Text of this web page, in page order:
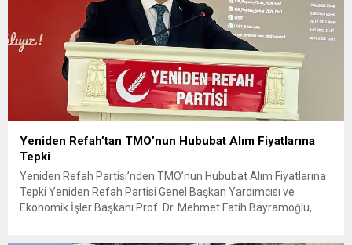
Yeniden Refah’tan TMO’nun Hububat Alım Fiyatlarına
Tepki
Yeniden Refah Partisi’nden TMO’nun Hububat Alım Fiyatlarına
Tepki Yeniden Refah Partisi Genel Başkan Yardımcısı ve
Ekonomik İşler Başkanı Prof. Dr. Mehmet Fatih Bayramoğlu,